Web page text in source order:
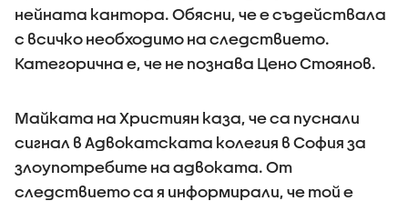
нейната кантора. Обясни, че е съдействала
с всичко необходимо на следствието.
Категорична е, че не познава Цено Стоянов.
Майката на Християн каза, че са пуснали
сигнал в Адвокатската колегия в София за
злоупотребите на адвоката. От
следствието са я информирали, че той е